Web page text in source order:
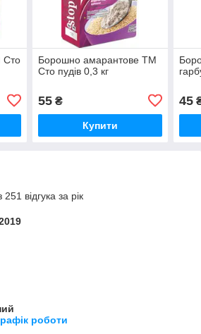
Сто
Борошно амарантове ТМ
Сто пудів 0,3 кг
55₴
Купити
45
відгука за рік
роботи